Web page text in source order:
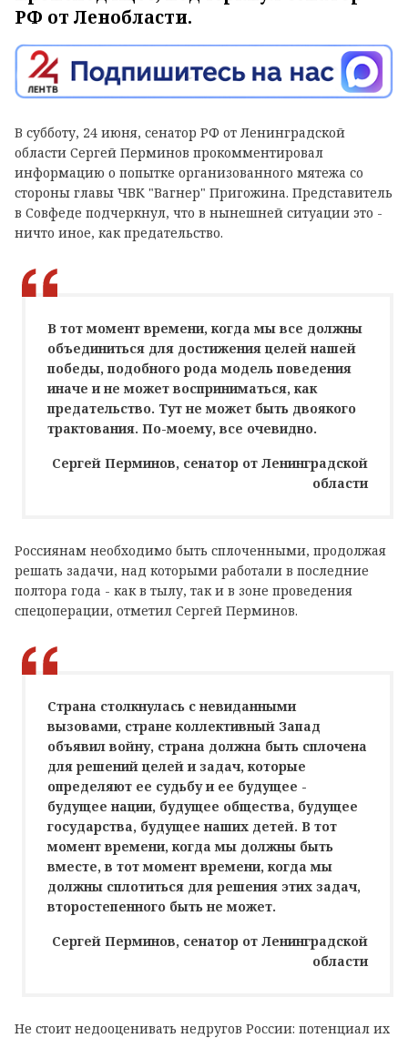
РФ от Ленобласти.
В субботу, 24 июня, сенатор РФ от Ленинградской
области Сергей Перминов прокомментировал
информацию о попытке организованного мятежа со
стороны главы ЧВК "Вагнер" Пригожина. Представитель
в Совфеде подчеркнул, что в нынешней ситуации это -
ничто иное, как предательство.
В тот момент времени, когда мы все должны
объединиться для достижения целей нашей
победы, подобного рода модель поведения
иначе и не может восприниматься, как
предательство. Тут не может быть двоякого
трактования. По-моему, все очевидно.
Сергей Перминов, сенатор от Ленинградской
области
Россиянам необходимо быть сплоченными, продолжая
решать задачи, над которыми работали в последние
полтора года - как в тылу, так и в зоне проведения
спецоперации, отметил Сергей Перминов.
Страна столкнулась с невиданными
вызовами, стране коллективный Запад
объявил войну, страна должна быть сплочена
для решений целей и задач, которые
определяют ее судьбу и ее будущее -
будущее нации, будущее общества, будущее
государства, будущее наших детей. В тот
момент времени, когда мы должны быть
вместе, в тот момент времени, когда мы
должны сплотиться для решения этих задач,
второстепенного быть не может.
Сергей Перминов, сенатор от Ленинградской
области
Не стоит недооценивать недругов России: потенциал их